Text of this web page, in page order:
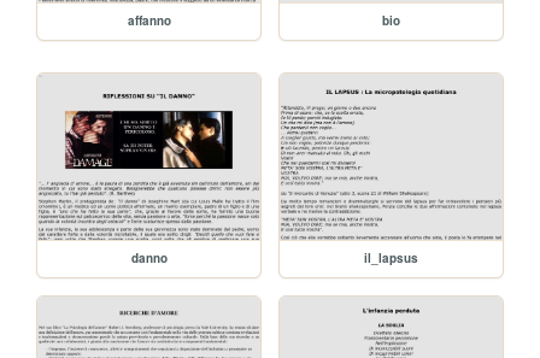
affanno bio
danno il_lapsus